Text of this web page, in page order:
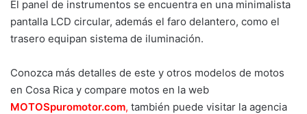
El panel de instrumentos se encuentra en una minimalista
pantalla LCD circular, además el faro delantero, como el
trasero equipan sistema de iluminación.
Conozca más detalles de este y otros modelos de motos
en Cosa Rica y compare motos en la web
MOTOSpuromotor.com, también puede visitar la agencia